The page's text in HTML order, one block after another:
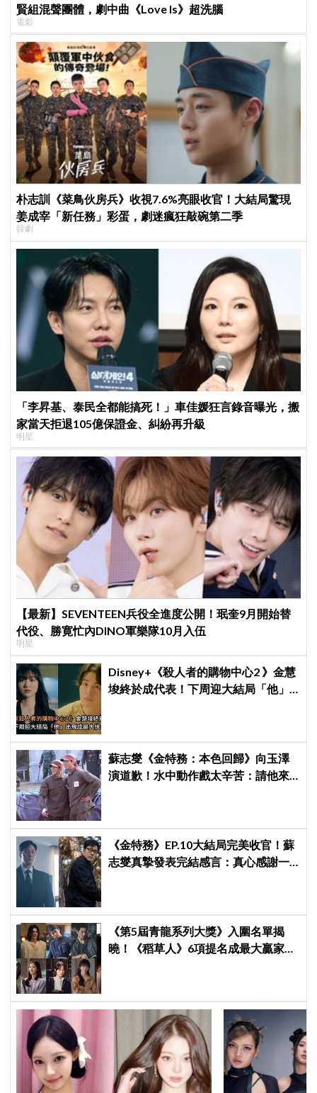
賢組混聲團體，劇中曲《Love Is》超洗腦
電影
朴志訓《菜鳥伙房兵》收視7.6%亮眼收官！大結局驚現
姜成宰「新任務」彩蛋，劇迷瘋狂敲碗第二季
韓劇
「李昇基、泰民全都能搞死！」車佳媛狂言錄音曝光，搬
家當天拒退105億保證金、糾紛再升級
明星
【最新】SEVENTEEN兵役全進度公開！珉奎9月開始替
代役、勝寛忙內DINO軍樂隊10月入伍
明星
Disney+《殺人者的購物中心2 》金慧
埈終於成代表！下周迎大結局「他」
蘇志燮《金特務：本色回歸》向玉澤
演道歉！水中動作戲太辛苦：請他來
《金特務》EP.10大結局完美收官！蘇
志燮真摯發表完結感言：真心感謝一
《第5屆青龍系列大獎》入圍名單揭
曉！《稻草人》6項提名成最大贏家，